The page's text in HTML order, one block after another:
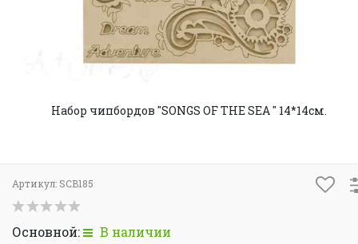
Набор чипбордов "SONGS OF THE SEA " 14*14см.
Артикул: SCB185
Основной: В наличии